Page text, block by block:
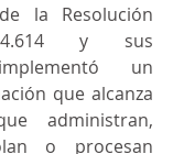
la Resolución
y sus
un
que alcanza
administran,
o procesan